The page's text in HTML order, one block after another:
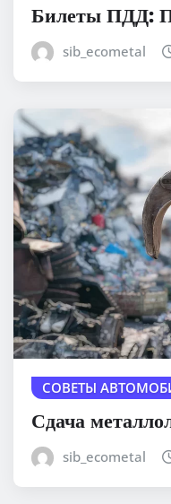
Билеты ПДД:
sib_ecometal
СОВЕТЫ
Сдача
sib_ecometal